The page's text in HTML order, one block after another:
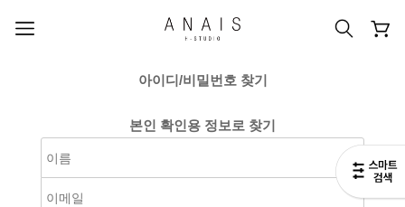
아이디/비밀번호 찾기
본인 확인용 정보로 찾기